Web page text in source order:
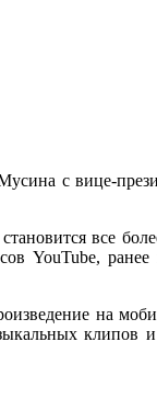
с вице-
все
YouTube,
на
клипов